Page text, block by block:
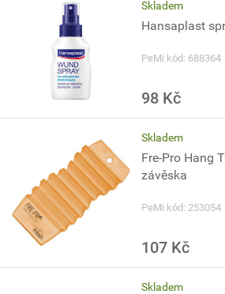
Skladem
Hansaplast
PeMi kód: 688364
98 Kč
Skladem
Fre-Pro Hang
závěska
PeMi kód: 253054
107 Kč
Skladem